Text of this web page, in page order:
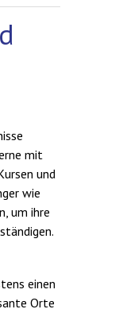
mit
und
wie
um ihre
einen
Orte